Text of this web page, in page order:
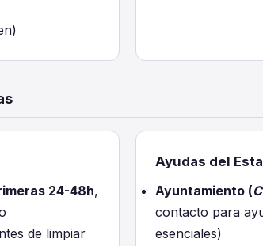
24-48h,
de limpiar
Ayudas del
Ayuntamiento (
contacto para
esenciales)